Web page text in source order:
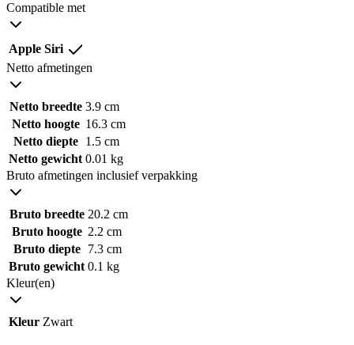
Compatible met
Apple Siri
Netto afmetingen
Netto breedte 3.9 cm
Netto hoogte 16.3 cm
Netto diepte
1.5 cm
Netto gewicht 0.01 kg
Bruto afmetingen inclusief verpakking
Bruto breedte 20.2 cm
Bruto hoogte 2.2 cm
Bruto diepte
7.3 cm
Bruto gewicht 0.1 kg
Kleur(en)
Kleur Zwart